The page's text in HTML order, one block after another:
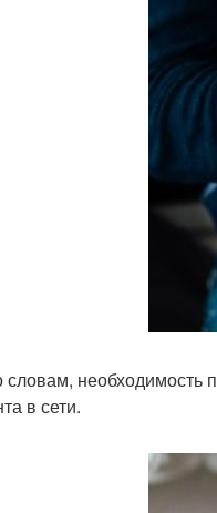
словам, необходимость
в сети.